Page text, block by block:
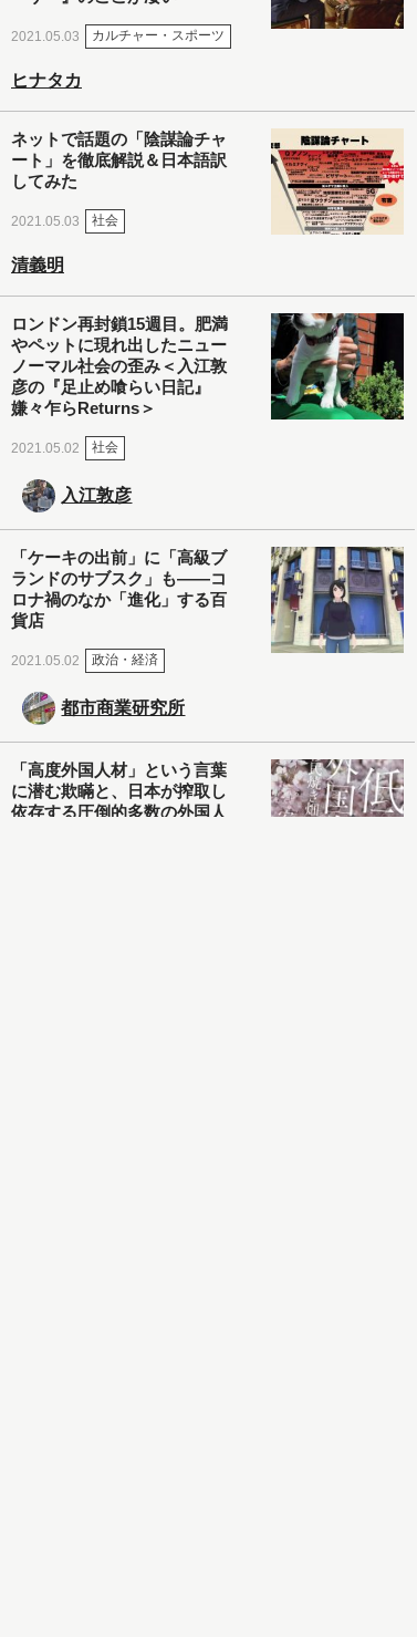
2021.05.03 カルチャー・スポーツ
ヒナタカ
ネットで話題の「陰謀論チャ
ート」を徹底解説＆日本語訳
してみた
2021.05.03 社会
清義明
ロンドン再封鎖15週目。肥満
やペットに現れ出したニュー
ノーマル社会の歪み＜入江敦
彦の『足止め喰らい日記』
嫌々乍らReturns＞
2021.05.02 社会
入江敦彦
「ケーキの出前」に「高級ブ
ランドのサブスク」も――コ
ロナ禍のなか「進化」する百
貨店
2021.05.02 政治・経済
都市商業研究所
「高度外国人材」という言葉
に潜む欺瞞と、日本が搾取し
依存する圧倒的多数の外国人